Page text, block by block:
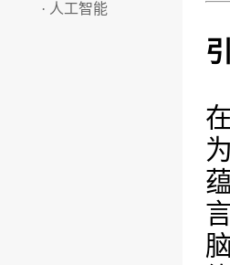
· 人工智能